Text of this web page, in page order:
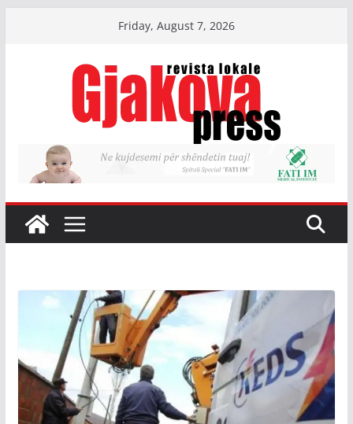
Friday, August 7, 2026